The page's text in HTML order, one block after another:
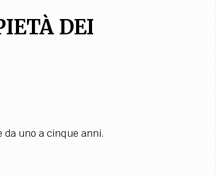
Arte, Cinema, Musica,
DEI
uno a cinque anni.